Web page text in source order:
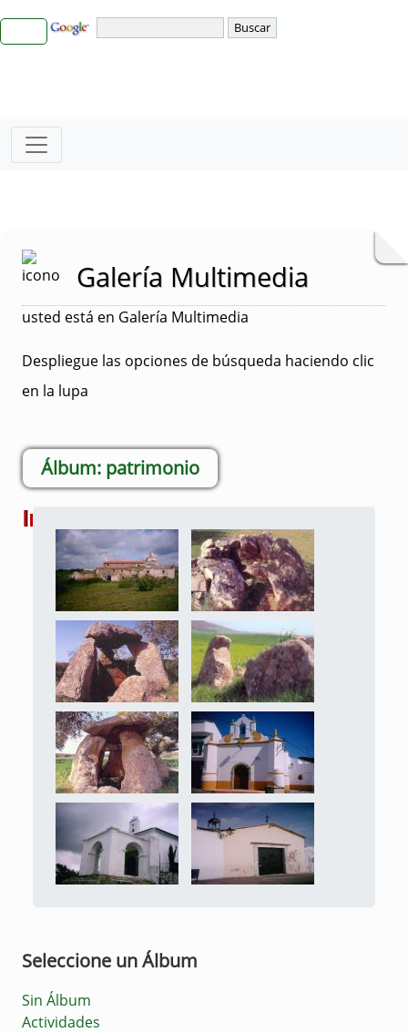
Galería Multimedia
usted está en Galería Multimedia
Despliegue las opciones de búsqueda haciendo clic
en la lupa
patrimonio
Imágenes
Seleccione un Álbum
Sin Álbum
Actividades